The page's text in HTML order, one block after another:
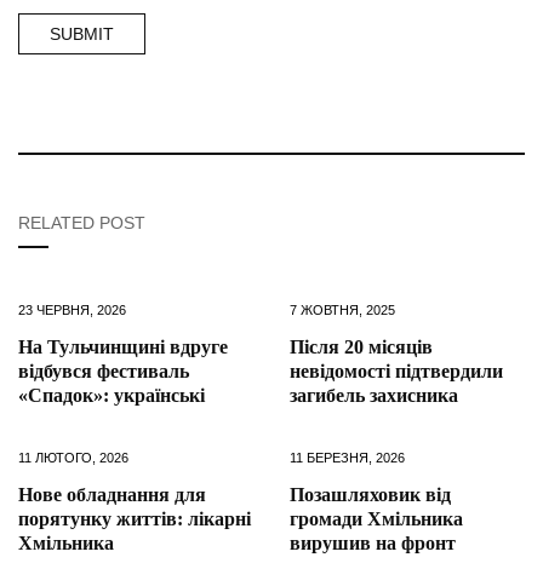
RELATED POST
23 ЧЕРВНЯ, 2026
На Тульчинщині вдруге
відбувся фестиваль
«Спадок»: українські
7 ЖОВТНЯ, 2025
Після 20 місяців
невідомості підтвердили
загибель захисника
11 ЛЮТОГО, 2026
Нове обладнання для
порятунку життів: лікарні
Хмільника
11 БЕРЕЗНЯ, 2026
Позашляховик від
громади Хмільника
вирушив на фронт